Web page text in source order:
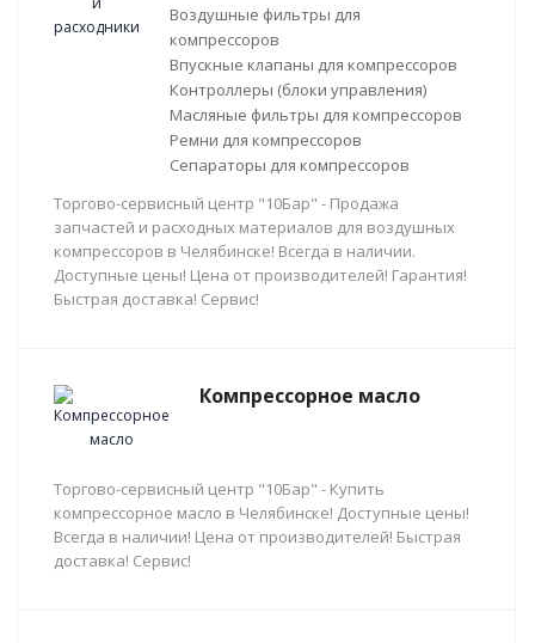
Воздушные фильтры для
компрессоров
Впускные клапаны для компрессоров
Контроллеры (блоки управления)
Масляные фильтры для компрессоров
Ремни для компрессоров
Сепараторы для компрессоров
Торгово-сервисный центр "10Бар" - Продажа
запчастей и расходных материалов для воздушных
компрессоров в Челябинске! Всегда в наличии.
Доступные цены! Цена от производителей! Гарантия!
Быстрая доставка! Сервис!
Компрессорное масло
Торгово-сервисный центр "10Бар" - Купить
компрессорное масло в Челябинске! Доступные цены!
Всегда в наличии! Цена от производителей! Быстрая
доставка! Сервис!